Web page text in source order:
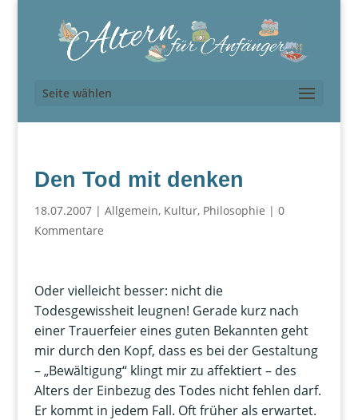
Seite wählen
Den Tod mit denken
18.07.2007| Allgemein, Kultur, Philosophie | 0
Kommentare
Oder vielleicht besser: nicht die
Todesgewissheit leugnen! Gerade kurz nach
einer Trauerfeier eines guten Bekannten geht
mir durch den Kopf, dass es bei der Gestaltung
– „Bewältigung“ klingt mir zu affektiert – des
Alters der Einbezug des Todes nicht fehlen darf.
Er kommt in jedem Fall. Oft früher als erwartet.